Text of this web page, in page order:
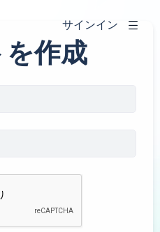
サインイン
作成